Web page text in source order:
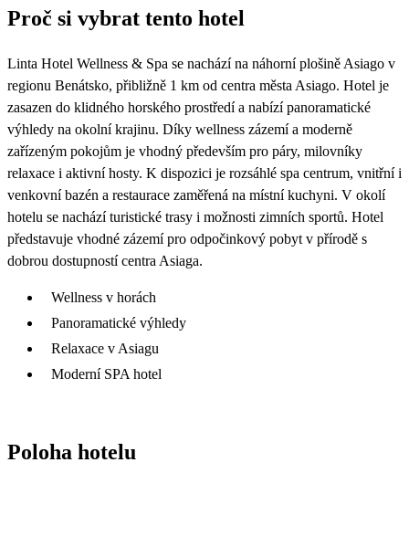
Proč si vybrat tento hotel
Linta Hotel Wellness & Spa se nachází na náhorní plošině Asiago v
regionu Benátsko, přibližně 1 km od centra města Asiago. Hotel je
zasazen do klidného horského prostředí a nabízí panoramatické
výhledy na okolní krajinu. Díky wellness zázemí a moderně
zařízeným pokojům je vhodný především pro páry, milovníky
relaxace i aktivní hosty. K dispozici je rozsáhlé spa centrum, vnitřní i
venkovní bazén a restaurace zaměřená na místní kuchyni. V okolí
hotelu se nachází turistické trasy i možnosti zimních sportů. Hotel
představuje vhodné zázemí pro odpočinkový pobyt v přírodě s
dobrou dostupností centra Asiaga.
Wellness v horách
Panoramatické výhledy
Relaxace v Asiagu
Moderní SPA hotel
Poloha hotelu